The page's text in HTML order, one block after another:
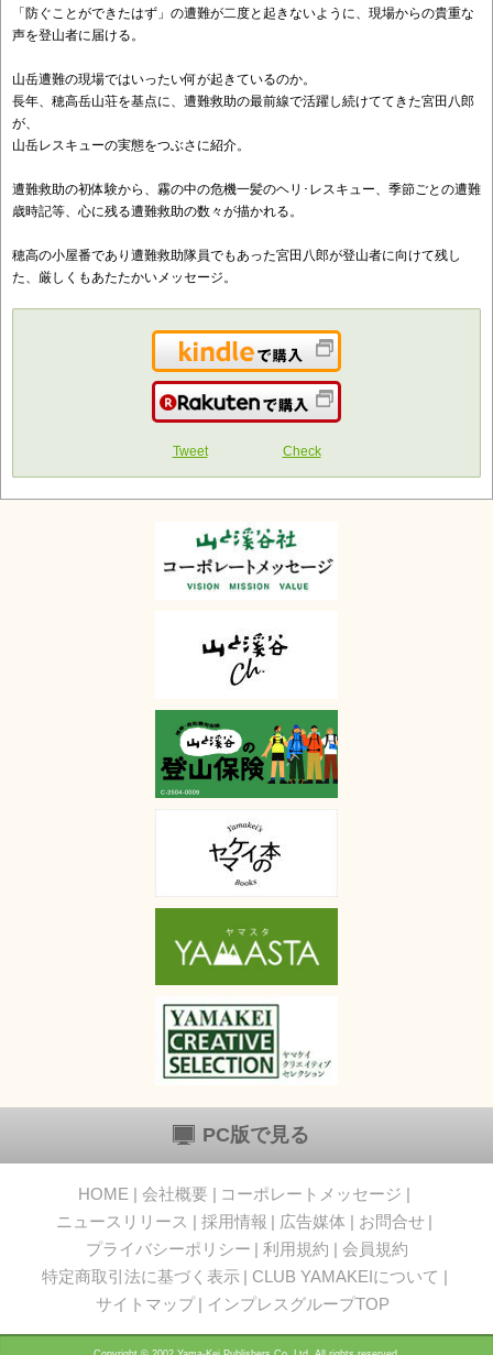
「防ぐことができたはず」の遭難が二度と起きないように、現場からの貴重な
声を登山者に届ける。
山岳遭難の現場ではいったい何が起きているのか。
長年、穂高岳山荘を基点に、遭難救助の最前線で活躍し続けててきた宮田八郎
が、
山岳レスキューの実態をつぶさに紹介。
遭難救助の初体験から、霧の中の危機一髪のヘリ･レスキュー、季節ごとの遭難
歳時記等、心に残る遭難救助の数々が描かれる。
穂高の小屋番であり遭難救助隊員でもあった宮田八郎が登山者に向けて残し
た、厳しくもあたたかいメッセージ。
Kindleで購入
楽天で購入
Tweet Check
PC版で見る
HOME 会社概要
コーポレートメッセージ
ニュースリリース
採用情報 広告媒体
お問合せ
プライバシーポリシー
利用規約
会員規約
特定商取引法に基づく表示
CLUB YAMAKEIについて
サイトマップ
インプレスグループTOP